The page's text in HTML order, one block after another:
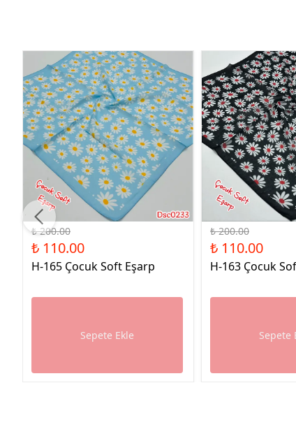
%45 İndirim
₺ 200.00
₺ 110.00
H-165 Çocuk Soft Eşarp
Sepete Ekle
%45 İndirim
₺ 200.00
₺ 110.00
H-163 Çocuk
Sepete